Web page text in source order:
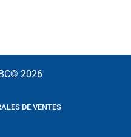
2026
DE VENTES